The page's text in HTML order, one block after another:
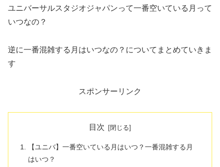
ユニバーサルスタジオジャパンって一番空いている月って
いつなの？
逆に一番混雑する月はいつなの？についてまとめていきま
す
スポンサーリンク
目次
【ユニバ】一番空いている月はいつ？一番混雑する月
はいつ？